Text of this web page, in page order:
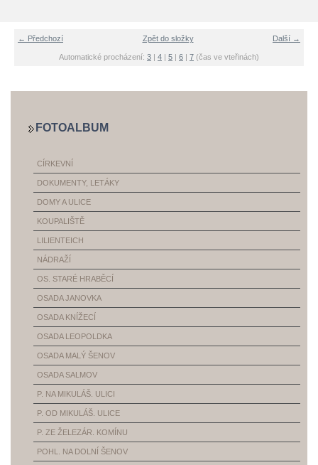
← Předchozí Další →
Zpět do složky
Automatické procházení: 3 | 4 | 5 | 6 | 7 (čas ve vteřinách)
FOTOALBUM
CÍRKEVNÍ
DOKUMENTY, LETÁKY
DOMY A ULICE
KOUPALIŠTĚ
LILIENTEICH
NÁDRAŽÍ
OS. STARÉ HRABĚCÍ
OSADA JANOVKA
OSADA KNÍŽECÍ
OSADA LEOPOLDKA
OSADA MALÝ ŠENOV
OSADA SALMOV
P. NA MIKULÁŠ. ULICI
P. OD MIKULÁŠ. ULICE
P. ZE ŽELEZÁR. KOMÍNU
POHL. NA DOLNÍ ŠENOV